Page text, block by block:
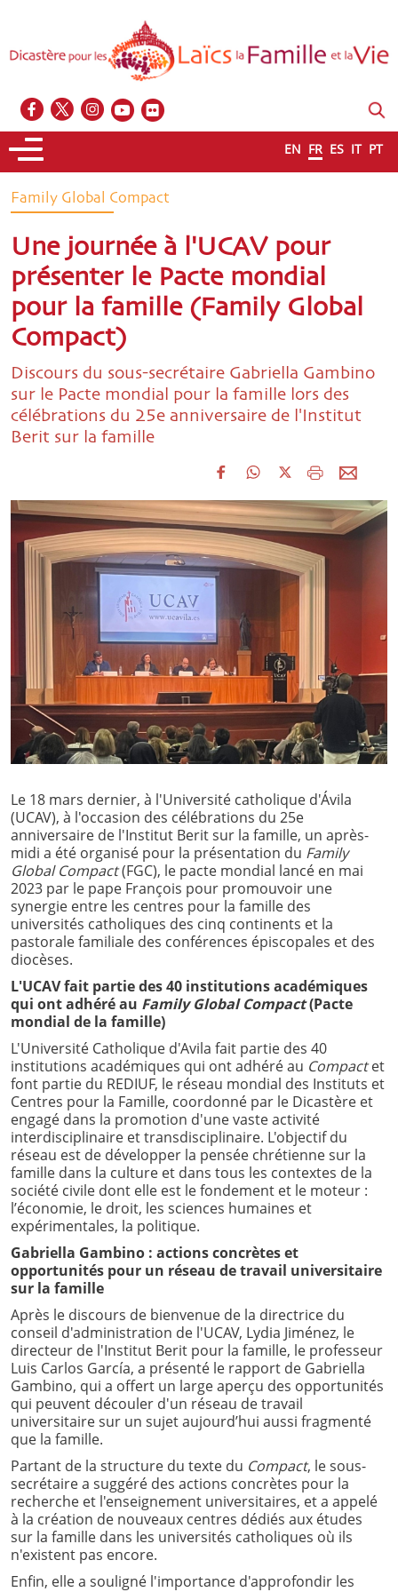
EN FR ES IT PT
Family Global Compact
Une journée à l'UCAV pour
présenter le Pacte mondial
pour la famille (Family Global
Compact)
Discours du sous-secrétaire Gabriella Gambino
sur le Pacte mondial pour la famille lors des
célébrations du 25e anniversaire de l'Institut
Berit sur la famille
Le 18 mars dernier, à l'Université catholique d'Ávila
(UCAV), à l'occasion des célébrations du 25e
anniversaire de l'Institut Berit sur la famille, un après-
midi a été organisé pour la présentation du Family
Global Compact(FGC), le pacte mondial lancé en mai
2023 par le pape François pour promouvoir une
synergie entre les centres pour la famille des
universités catholiques des cinq continents et la
pastorale familiale des conférences épiscopales et des
diocèses.
L'UCAV fait partie des 40 institutions académiques
qui ont adhéré au Family Global Compact(Pacte
mondial de la famille)
L'Université Catholique d'Avila fait partie des 40
institutions académiques qui ont adhéré au Compactet
font partie du REDIUF, le réseau mondial des Instituts et
Centres pour la Famille, coordonné par le Dicastère et
engagé dans la promotion d'une vaste activité
interdisciplinaire et transdisciplinaire. L'objectif du
réseau est de développer la pensée chrétienne sur la
famille dans la culture et dans tous les contextes de la
société civile dont elle est le fondement et le moteur :
l’économie, le droit, les sciences humaines et
expérimentales, la politique.
Gabriella Gambino : actions concrètes et
opportunités pour un réseau de travail universitaire
sur la famille
Après le discours de bienvenue de la directrice du
conseil d'administration de l'UCAV, Lydia Jiménez, le
directeur de l'Institut Berit pour la famille, le professeur
Luis Carlos García, a présenté le rapport de Gabriella
Gambino, qui a offert un large aperçu des opportunités
qui peuvent découler d'un réseau de travail
universitaire sur un sujet aujourd’hui aussi fragmenté
que la famille.
Partant de la structure du texte du Compact, le sous-
secrétaire a suggéré des actions concrètes pour la
recherche et l'enseignement universitaires, et a appelé
à la création de nouveaux centres dédiés aux études
sur la famille dans les universités catholiques où ils
n'existent pas encore.
Enfin, elle a souligné l'importance d'approfondir les